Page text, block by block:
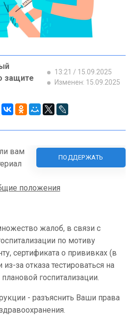
защите
13:21 / 15.09.2025
Изменен: 15.09.2025
вам
ПОДДЕРЖАТЬ
положения
жалоб, в связи с
по мотиву
сертификата о прививках (в
за отказа тестироваться на
госпитализации.
- разъяснить Ваши права